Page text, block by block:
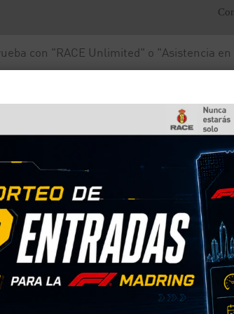
el servicio de asistencia en viaje a sus
para prestar
a sus asegurados
de la red de